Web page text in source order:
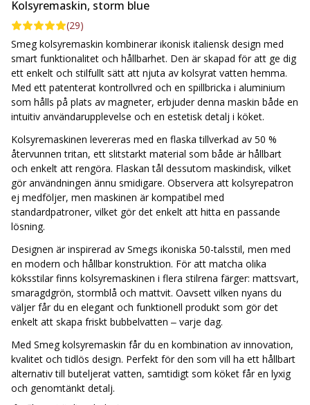
Med Smeg kolsyremaskin får du en kombination av innovation,
kvalitet och tidlös design. Perfekt för den som vill ha ett hållbart
alternativ till buteljerat vatten, samtidigt som köket får en lyxig
och genomtänkt detalj.
Kolsyremaskin, storm blue
(29)
Smeg kolsyremaskin kombinerar ikonisk italiensk design med
smart funktionalitet och hållbarhet. Den är skapad för att ge dig
ett enkelt och stilfullt sätt att njuta av kolsyrat vatten hemma.
Med ett patenterat kontrollvred och en spillbricka i aluminium
som hålls på plats av magneter, erbjuder denna maskin både en
intuitiv användarupplevelse och en estetisk detalj i köket.
Kolsyremaskinen levereras med en flaska tillverkad av 50 %
återvunnen tritan, ett slitstarkt material som både är hållbart
och enkelt att rengöra. Flaskan tål dessutom maskindisk, vilket
gör användningen ännu smidigare. Observera att kolsyrepatron
ej medföljer, men maskinen är kompatibel med
standardpatroner, vilket gör det enkelt att hitta en passande
lösning.
Designen är inspirerad av Smegs ikoniska 50-talsstil, men med
en modern och hållbar konstruktion. För att matcha olika
köksstilar finns kolsyremaskinen i flera stilrena färger: mattsvart,
smaragdgrön, stormblå och mattvit. Oavsett vilken nyans du
väljer får du en elegant och funktionell produkt som gör det
enkelt att skapa friskt bubbelvatten – varje dag.
Med Smeg kolsyremaskin får du en kombination av innovation,
kvalitet och tidlös design. Perfekt för den som vill ha ett hållbart
alternativ till buteljerat vatten, samtidigt som köket får en lyxig
och genomtänkt detalj.